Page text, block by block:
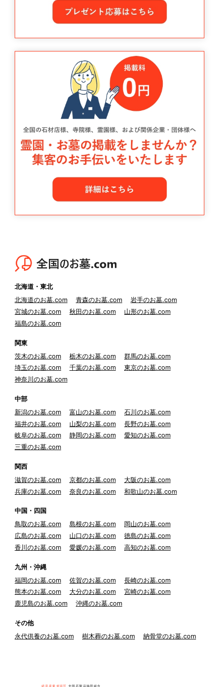
北海道・東北
北海道のお墓.com
青森のお墓.com
岩手のお墓.com
宮城のお墓.com
秋田のお墓.com
山形のお墓.com
福島のお墓.com
関東
茨木のお墓.com
栃木のお墓.com
群馬のお墓.com
埼玉のお墓.com
千葉のお墓.com
東京のお墓.com
神奈川のお墓.com
中部
新潟のお墓.com
富山のお墓.com
石川のお墓.com
福井のお墓.com
山梨のお墓.com
長野のお墓.com
岐阜のお墓.com
静岡のお墓.com
愛知のお墓.com
三重のお墓.com
関西
滋賀のお墓.com
京都のお墓.com
大阪のお墓.com
兵庫のお墓.com
奈良のお墓.com 和歌山のお墓.com
中国・四国
鳥取のお墓.com
島根のお墓.com
岡山のお墓.com
広島のお墓.com
山口のお墓.com
徳島のお墓.com
香川のお墓.com
愛媛のお墓.com 高知のお墓.com
九州・沖縄
福岡のお墓.com
佐賀のお墓.com
長崎のお墓.com
熊本のお墓.com
大分のお墓.com
宮崎のお墓.com
鹿児島のお墓.com
沖縄のお墓.com
その他
永代供養のお墓.com
樹木葬のお墓.com 納骨堂のお墓.com